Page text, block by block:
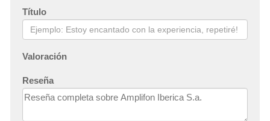
Título
Valoración
Reseña